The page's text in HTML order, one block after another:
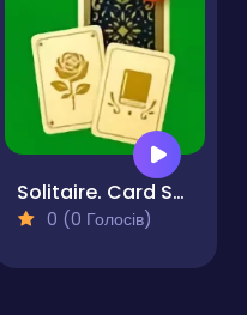
Solitaire. Card Sorting
0 (0 Голосів)